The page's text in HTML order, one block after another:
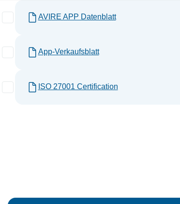
AVIRE APP Datenblatt
App-Verkaufsblatt
ISO 27001 Certification